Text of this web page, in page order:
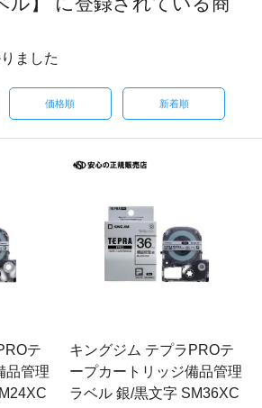
ました
価格順 新着順
テ
品管理
キングジム テプラPROテ
ープカートリッジ備品管理
ラベル 銀/黒文字 SM36XC